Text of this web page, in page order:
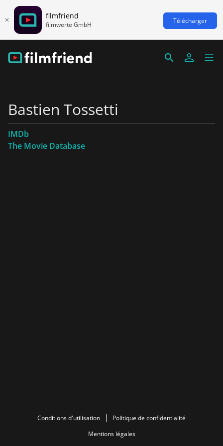
filmfriend
filmwerte GmbH Télécharger
Bastien Tossetti
IMDb
The Movie Database
Conditions d'utilisation
Politique de confidentialité
Mentions légales